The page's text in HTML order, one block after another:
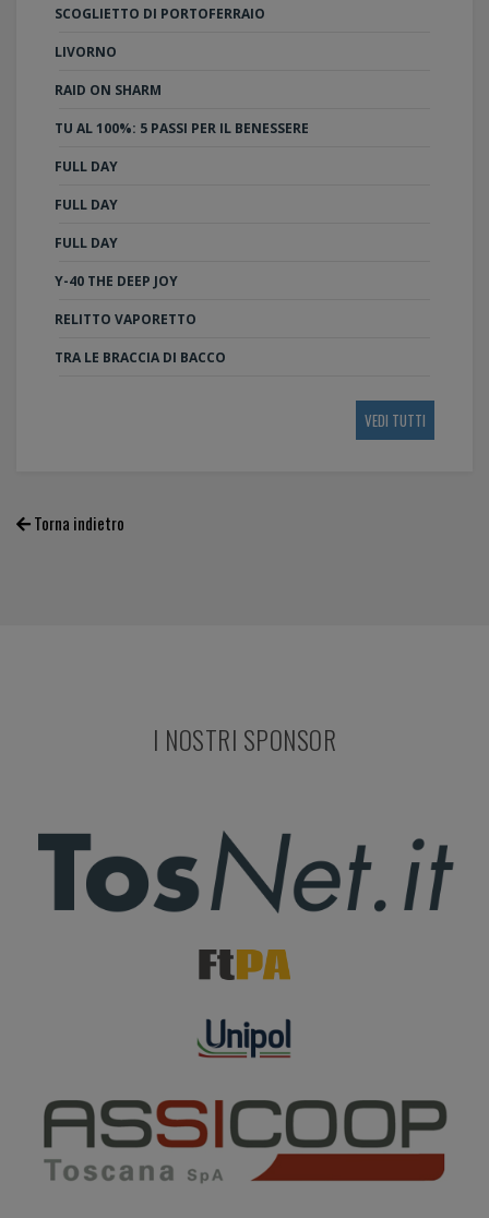
SCOGLIETTO DI PORTOFERRAIO
LIVORNO
RAID ON SHARM
TU AL 100%: 5 PASSI PER IL BENESSERE
FULL DAY
FULL DAY
FULL DAY
Y-40 THE DEEP JOY
RELITTO VAPORETTO
TRA LE BRACCIA DI BACCO
VEDI TUTTI
Torna indietro
I NOSTRI SPONSOR